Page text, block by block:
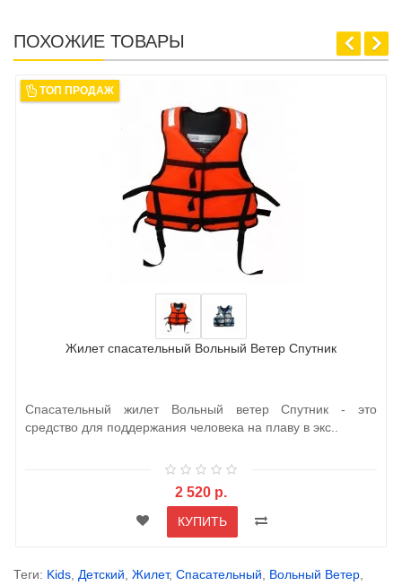
ПОХОЖИЕ ТОВАРЫ
ТОП ПРОДАЖ
Жилет спасательный Вольный Ветер Спутник
Спасательный жилет Вольный ветер Спутник - это
средство для поддержания человека на плаву в экс..
2 520 р.
КУПИТЬ
Теги: Kids Детский Жилет, Спасательный Вольный Ветер